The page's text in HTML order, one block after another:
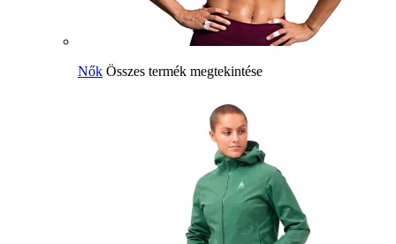
Nők Összes termék megtekintése